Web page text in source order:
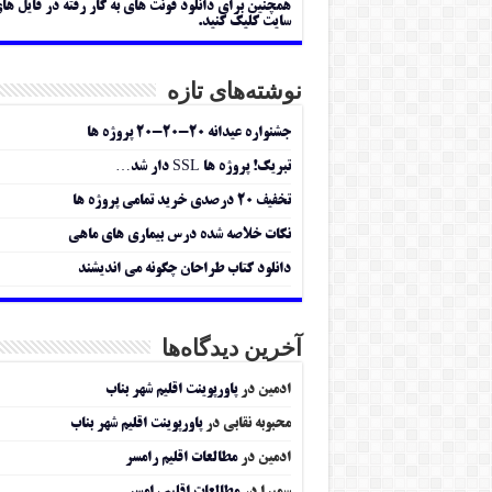
همچنین برای دانلود فونت های به کار رفته در فایل
سایت کلیک کنید.
نوشته‌های تازه
جشنواره عیدانه ۲۰-۲۰-۲۰ پروژه ها
تبریک! پروژه ها SSL دار شد…
تخفیف ۲۰ درصدی خرید تمامی پروژه ها
نکات خلاصه شده درس بیماری های ماهی
دانلود کتاب طراحان چگونه می اندیشند
آخرین دیدگاه‌ها
ادمین درپاورپوینت اقلیم شهر بناب
محبوبه نقابی درپاورپوینت اقلیم شهر بناب
ادمین درمطالعات اقلیم رامسر